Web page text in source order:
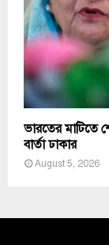
ভারতের মাটিতে
বার্তা ঢাকার
August 5, 2026